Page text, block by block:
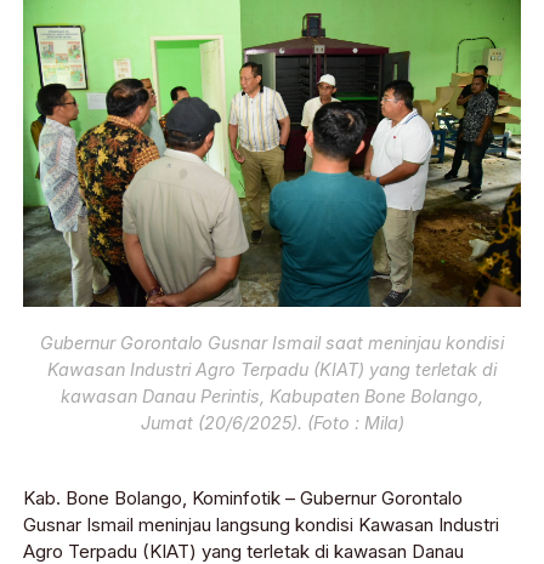
Gubernur Gorontalo Gusnar Ismail saat meninjau kondisi
Kawasan Industri Agro Terpadu (KIAT) yang terletak di
kawasan Danau Perintis, Kabupaten Bone Bolango,
Jumat (20/6/2025). (Foto : Mila)
Kab. Bone Bolango, Kominfotik – Gubernur Gorontalo
Gusnar Ismail meninjau langsung kondisi Kawasan Industri
Agro Terpadu (KIAT) yang terletak di kawasan Danau